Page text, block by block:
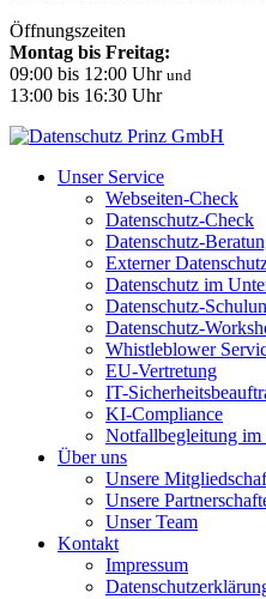
Öffnungszeiten
Montag bis Freitag:
09:00 bis 12:00 Uhr und
13:00 bis 16:30 Uhr
Unser Service
Webseiten-Check
Datenschutz-Check
Datenschutz-
Externer
Datenschutz im
Datenschutz-
Datenschutz-
Whistleblower
EU-Vertretung
IT-
KI-Compliance
Notfallbegleitung im
Über uns
Unsere
Unsere
Unser Team
Kontakt
Impressum